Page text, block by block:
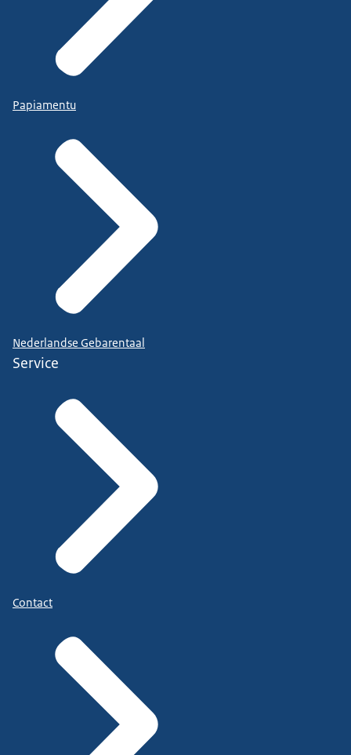
Papiamentu
Nederlandse Gebarentaal
Service
Contact